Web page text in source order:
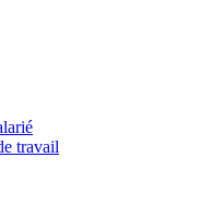
travail